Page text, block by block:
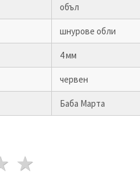
объл
шнурове обли
4 мм
червен
Баба Марта
4 звезди
звезди